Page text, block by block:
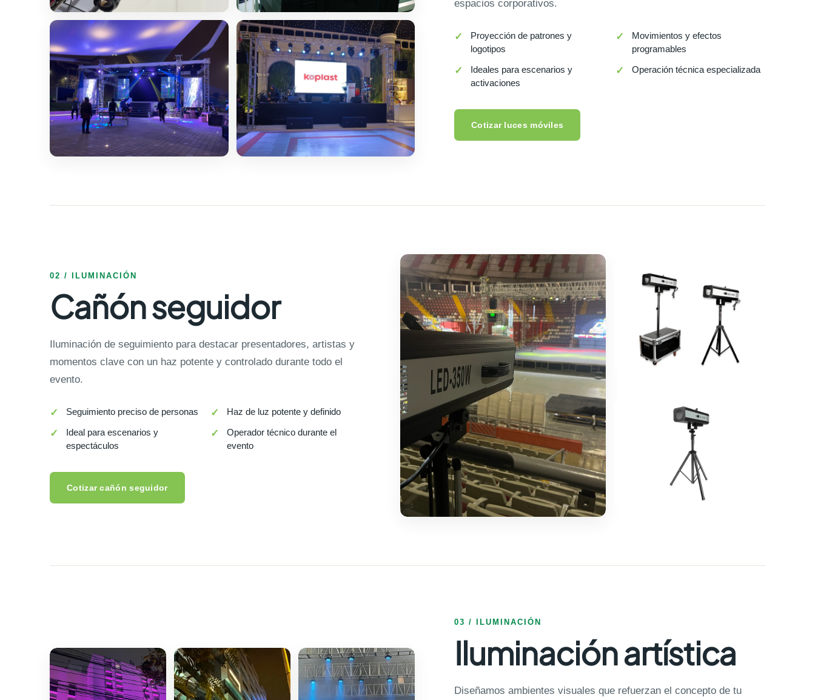
espacios corporativos.
Proyección de patrones y
logotipos
Movimientos y efectos
programables
Ideales para escenarios y
activaciones
Operación técnica especializada
Cotizar luces móviles
02 / ILUMINACIÓN
Cañón seguidor
Iluminación de seguimiento para destacar presentadores, artistas y
momentos clave con un haz potente y controlado durante todo el
evento.
Seguimiento preciso de personas
Haz de luz potente y definido
Ideal para escenarios y
espectáculos
Operador técnico durante el
evento
Cotizar cañón seguidor
03 / ILUMINACIÓN
Iluminación artística
Diseñamos ambientes visuales que refuerzan el concepto de tu